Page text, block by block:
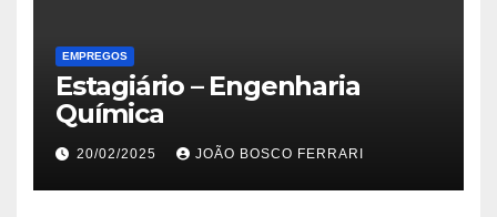
EMPREGOS
Estagiário – Engenharia
Química
20/02/2025 JOÃO BOSCO FERRARI